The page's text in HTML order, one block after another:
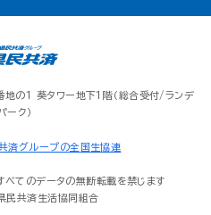
１ 葵タワー地下1階（総合受付/ランデ
ーク）
済グループの全国生協連
べてのデータの無断転載を禁じます
共済生活協同組合